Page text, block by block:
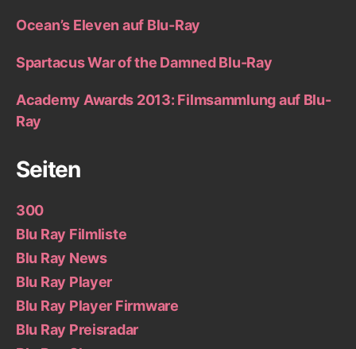
Ocean’s Eleven auf Blu-Ray
Spartacus War of the Damned Blu-Ray
Academy Awards 2013: Filmsammlung auf Blu-
Ray
Seiten
300
Blu Ray Filmliste
Blu Ray News
Blu Ray Player
Blu Ray Player Firmware
Blu Ray Preisradar